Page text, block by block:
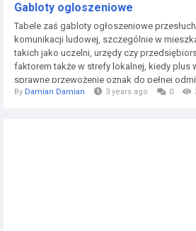
Gabloty ogloszeniowe
Tabele zaś gabloty ogłoszeniowe
komunikacji ludowej, szczególnie w
takich jako uczelni, urzędy czy
faktorem także w strefy lokalnej, kiedy plus
sprawne przewożenie oznak do pełnej
Historia dodatkowo Rozwój Macierze
By Damian Damian 3 years ago 0